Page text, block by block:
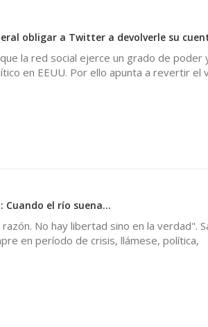
obligar a Twitter a devolverle su
la red social ejerce un grado de poder
en EEUU. Por ello apunta a revertir el
Cuando el río suena…
No hay libertad sino en la verdad".
en período de crisis, llámese, política,